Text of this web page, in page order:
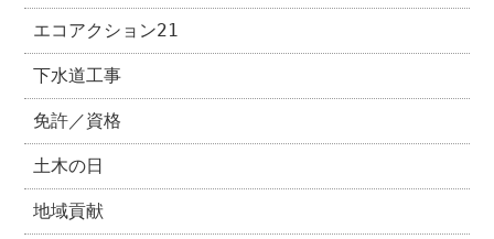
エコアクション21
下水道工事
免許／資格
土木の日
地域貢献